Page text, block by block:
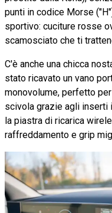
punti in codice Morse
sportivo: cuciture rosse
scamosciato che ti
C'è anche una chicca
stato ricavato un vano
monovolume, perfetto
scivola grazie agli inserti
la piastra di ricarica
raffreddamento e grip